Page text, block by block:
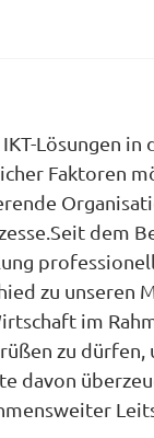
Lösungen in
Faktoren
dem
zu unseren
im
zu dürfen,
davon